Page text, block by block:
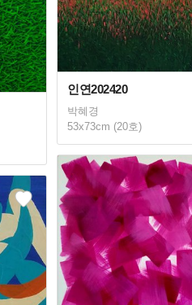
인연202420
박혜경
53x73cm (20호)